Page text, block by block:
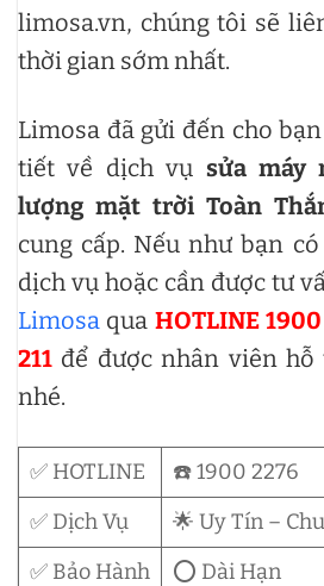
limosa.vn, chúng tôi sẽ
thời gian sớm nhất.
Limosa đã gửi đến cho
tiết về dịch vụ sửa máy
lượng mặt trời Toàn
cung cấp. Nếu như bạn
dịch vụ hoặc cần được tư
Limosa qua HOTLINE
211 để được nhân viên
nhé.
✅ HOTLINE
☎️ 1900 2276
✅ Dịch Vụ
🌟 Uy Tín –
✅ Bảo Hành
⭕ Dài Hạn